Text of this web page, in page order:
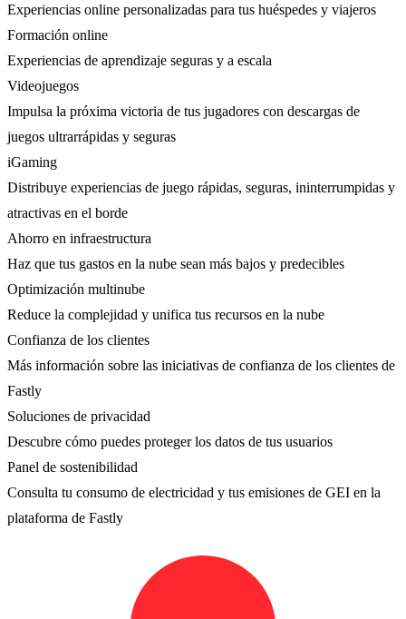
Experiencias online personalizadas para tus huéspedes y viajeros
Formación online
Experiencias de aprendizaje seguras y a escala
Videojuegos
Impulsa la próxima victoria de tus jugadores con descargas de
juegos ultrarrápidas y seguras
iGaming
Distribuye experiencias de juego rápidas, seguras, ininterrumpidas y
atractivas en el borde
Ahorro en infraestructura
Haz que tus gastos en la nube sean más bajos y predecibles
Optimización multinube
Reduce la complejidad y unifica tus recursos en la nube
Confianza de los clientes
Más información sobre las iniciativas de confianza de los clientes de
Fastly
Soluciones de privacidad
Descubre cómo puedes proteger los datos de tus usuarios
Panel de sostenibilidad
Consulta tu consumo de electricidad y tus emisiones de GEI en la
plataforma de Fastly